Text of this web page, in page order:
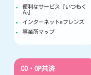
便利なサービス『いつもく
ん』
インターネットeフレンズ
事業所マップ
CO・OP共済